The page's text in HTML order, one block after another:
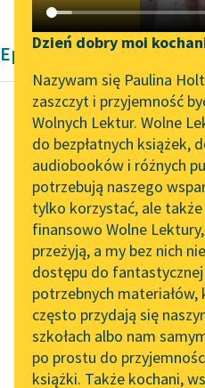
Katalog DAISY
Podkasty o książkach
Aktualności
Zapraszamy na spotkanie
online z tłumaczkami
literatury skandynawskiej
Spotkanie z Katarzyną
Tunkiel w Oslo
Wolne Lektury na 32.
Pol’and’Rock Festivalu
„Kochanek Lady
Chatterley” do słuchania
na Wolnych Lekturach
Dzień dobry moi
Nazywam się Paulina
zaszczyt i przyjemność
Wolnych Lektur. Wolne
do bezpłatnych książek,
audiobooków i różnych
potrzebują naszego
tylko korzystać, ale
finansowo Wolne
przeżyją, a my bez nich
dostępu do
potrzebnych
często przydają się
szkołach albo nam
po prostu do
książki. Także kochani,
Epika Zofii Urbanowskiej